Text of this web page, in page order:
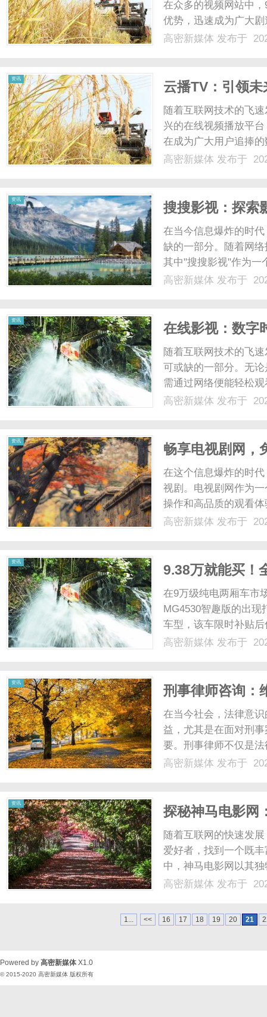
在众多的视频网站中
优势，迅速成为广大
网的独特魅力及其如
高密新媒体 发布于
资讯
云播TV：引领
随着互联网技术的飞
兴的在线视频播放平
在成为广大用户追捧
整合与高效传输。传
高密新媒体 发布于
资讯
搜搜影视：探索
在当今信息爆炸的时
缺的一部分。随着网
其中"搜搜影视"作为一
迅速吸引了大量用户
高密新媒体 发布于
资讯
在线影视：数字
随着互联网技术的飞
可或缺的一部分。无
需通过网络便能轻松
的崛起改变了传统影
高密新媒体 发布于
资讯
畅享电视剧网，
在这个信息爆炸的时
视剧。电视剧网作为
操作和高品质的观看
费在线看最新电视剧
高密新媒体 发布于
资讯
9.38万就能买！
在9万级纯电两厢车市
MG4530智趣版的出现
车型，该车限时补贴
智能交互系统，以及
高密新媒体 发布于
资讯
刑事律师咨询：
在当今社会，法律意
益，尤其是在面对刑
要。刑事律师不仅是
的坚强后盾。首先，
高密新媒体 发布于
资讯
探秘神马电影网
随着互联网的快速发
爱好者，找到一个既
中，神马电影网以其
剧观影的首选之一。
典老片，用户都能在
高密新媒体 发布于
1... << 16 17 18 19 20 21
Powered by 高密新媒体 X1.0
© 2015-2020 高密新媒体 版权所有